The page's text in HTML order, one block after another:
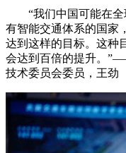
现场 前线 比划
体育 直播 竞
VIP会员 CCTV奥
财经 教育 乡
大国智造 大国展
“我们中国可能在
有智能交通体系的国家
达到这样的目标。这种
会达到百倍的提升。
技术委员会委员，王劲